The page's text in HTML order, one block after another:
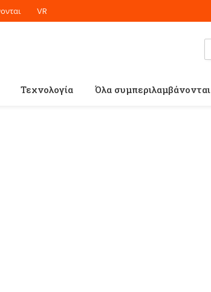
VR
Τεχνολογία Όλα συμπεριλαμβάνονται